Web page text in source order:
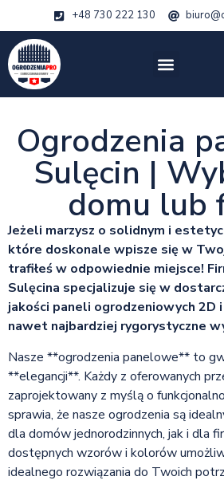
+48 730 222 130
Ogrodzenia
Sulęcin |
domu lub
Jeżeli marzysz o solidnym i
które doskonale wpisze się w
trafiłeś w odpowiednie miejsce!
Sulęcina specjalizuje się w
jakości paneli ogrodzeniowych 2D
nawet najbardziej rygorystyczne
Nasze **ogrodzenia panelowe** to
**elegancji**. Każdy z oferowanych
zaprojektowany z myślą o
sprawia, że nasze ogrodzenia są
dla domów jednorodzinnych, jak i dla
dostępnych wzorów i kolorów
idealnego rozwiązania do Twoich